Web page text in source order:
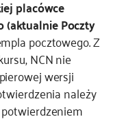
placówce
(aktualnie Poczty
pocztowego. Z
NCN nie
wersji
należy